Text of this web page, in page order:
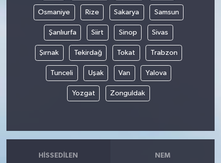
Osmaniye Rize Sakarya Samsun
Şanlıurfa Siirt Sinop Sivas
Şırnak Tekirdağ Tokat Trabzon
Tunceli Uşak Van Yalova
Yozgat Zonguldak
HISSEDILEN NEM